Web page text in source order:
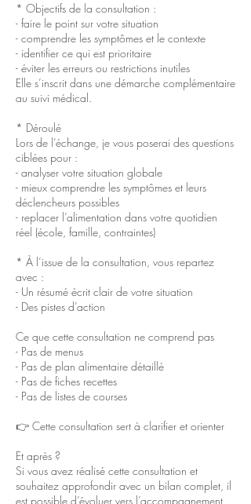
* Objectifs de la consultation :
- faire le point sur votre situation
- comprendre les symptômes et le contexte
- identifier ce qui est prioritaire
- éviter les erreurs ou restrictions inutiles
Elle s’inscrit dans une démarche complémentaire
au suivi médical.
* Déroulé
Lors de l’échange, je vous poserai des questions
ciblées pour :
- analyser votre situation globale
- mieux comprendre les symptômes et leurs
déclencheurs possibles
- replacer l’alimentation dans votre quotidien
réel (école, famille, contraintes)
* À l’issue de la consultation, vous repartez
avec :
- Un résumé écrit clair de votre situation
- Des pistes d’action
Ce que cette consultation ne comprend pas
- Pas de menus
- Pas de plan alimentaire détaillé
- Pas de fiches recettes
- Pas de listes de courses
👉 Cette consultation sert à clarifier et orienter
Et après ?
Si vous avez réalisé cette consultation et
souhaitez approfondir avec un bilan complet, il
est possible d’évoluer vers l’accompagnement